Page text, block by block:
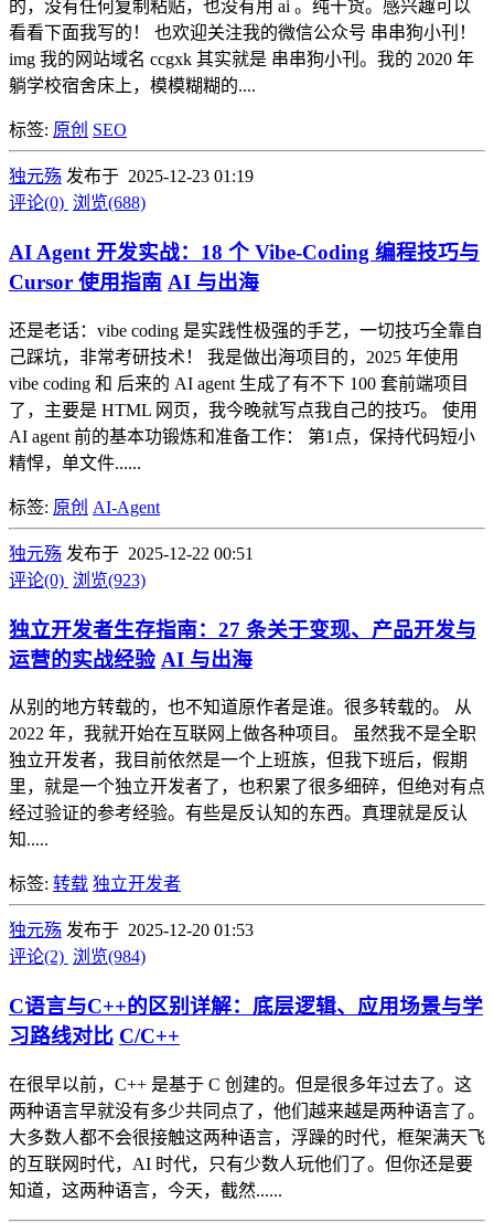
的，没有任何复制粘贴，也没有用 ai 。纯干货。感兴趣可以
看看下面我写的！ 也欢迎关注我的微信公众号 串串狗小刊！
img 我的网站域名 ccgxk 其实就是 串串狗小刊。我的 2020 年
躺学校宿舍床上，模模糊糊的....
标签: 原创 SEO
独元殇 发布于 2025-12-23 01:19
评论(0) 浏览(688)
AI Agent 开发实战：18 个 Vibe-Coding 编程技巧与
Cursor 使用指南 AI 与出海
还是老话：vibe coding 是实践性极强的手艺，一切技巧全靠自
己踩坑，非常考研技术！ 我是做出海项目的，2025 年使用
vibe coding 和 后来的 AI agent 生成了有不下 100 套前端项目
了，主要是 HTML 网页，我今晚就写点我自己的技巧。 使用
AI agent 前的基本功锻炼和准备工作： 第1点，保持代码短小
精悍，单文件......
标签: 原创 AI-Agent
独元殇 发布于 2025-12-22 00:51
评论(0) 浏览(923)
独立开发者生存指南：27 条关于变现、产品开发与
运营的实战经验 AI 与出海
从别的地方转载的，也不知道原作者是谁。很多转载的。 从
2022 年，我就开始在互联网上做各种项目。 虽然我不是全职
独立开发者，我目前依然是一个上班族，但我下班后，假期
里，就是一个独立开发者了，也积累了很多细碎，但绝对有点
经过验证的参考经验。有些是反认知的东西。真理就是反认
知.....
标签: 转载 独立开发者
独元殇 发布于 2025-12-20 01:53
评论(2) 浏览(984)
C语言与C++的区别详解：底层逻辑、应用场景与学
习路线对比 C/C++
在很早以前，C++ 是基于 C 创建的。但是很多年过去了。这
两种语言早就没有多少共同点了，他们越来越是两种语言了。
大多数人都不会很接触这两种语言，浮躁的时代，框架满天飞
的互联网时代，AI 时代，只有少数人玩他们了。但你还是要
知道，这两种语言，今天，截然......